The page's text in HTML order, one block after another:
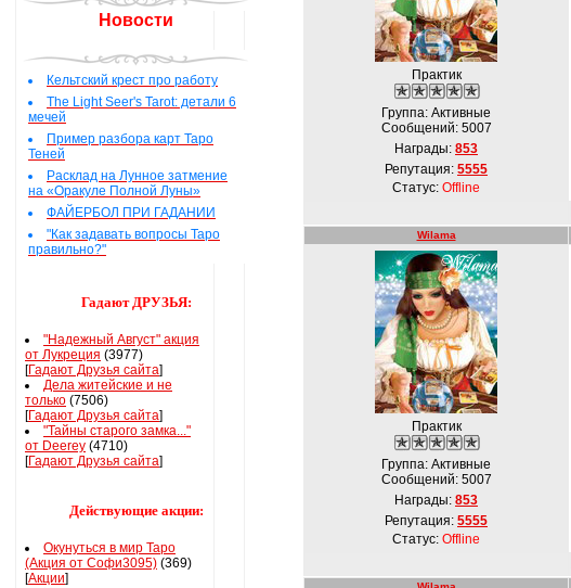
Новости
Кельтский крест про работу
The Light Seer's Tarot: детали 6
мечей
Пример разбора карт Таро
Теней
Расклад на Лунное затмение
на «Оракуле Полной Луны»
ФАЙЕРБОЛ ПРИ ГАДАНИИ
"Как задавать вопросы Таро
правильно?"
Гадают ДРУЗЬЯ:
"Надежный Август" акция
от Лукреция (3977)
[Гадают Друзья сайта]
Дела житейские и не
только (7506)
[Гадают Друзья сайта]
"Тайны старого замка..."
от Deerey (4710)
[Гадают Друзья сайта]
Действующие акции:
Окунуться в мир Таро
(Акция от Софи3095) (369)
[Акции]
Практик
Группа: Активные
Сообщений: 5007
Награды: 853
Репутация: 5555
Статус: Offline
Wilama
Практик
Группа: Активные
Сообщений: 5007
Награды: 853
Репутация: 5555
Статус: Offline